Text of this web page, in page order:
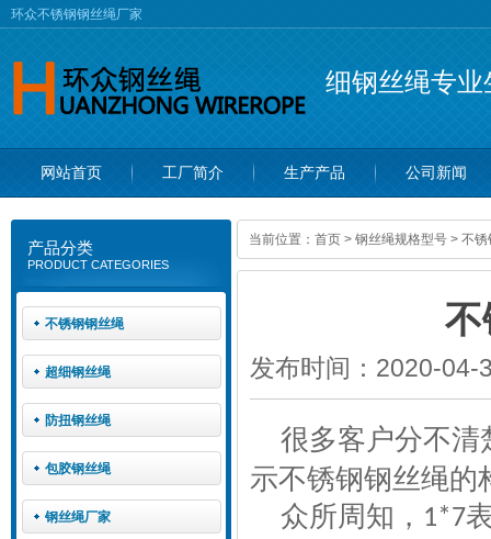
环众不锈钢钢丝绳厂家
细钢丝绳专业
网站首页 工厂简介 生产产品 公司新闻
产品分类
PRODUCT CATEGORIES
不锈钢钢丝绳
超细钢丝绳
防扭钢丝绳
包胶钢丝绳
钢丝绳厂家
当前位置： 首页 > 钢丝绳规格型号 > 不锈
不
发布时间：2020-04-
很多客户分不清
示不锈钢钢丝绳的
众所周知， 1*7